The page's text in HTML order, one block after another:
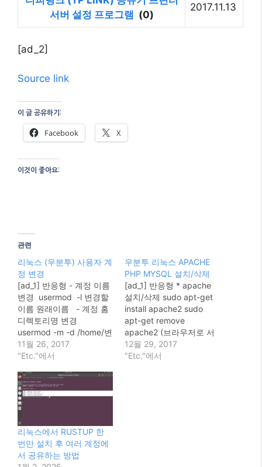
서버 설정 프로그램 (0)
2017.11.13
[ad_2]
Source link
이 글 공유하기:
Facebook X
이것이 좋아요:
관련
리눅스 (우분투) 사용자 계
정 변경
[ad_1] 반응형 - 계정 이름
변경 usermod -l 변경할
이름 원래이름 - 계정 홈
디렉토리명 변경
usermod -m -d /home/변
경할이름 원래이름 -
SUDO 권한 주기 sudo
응형 [ad_2] Source link
11월 26, 2017
"Etc."에서
우분투 리눅스 APACHE
PHP MYSQL 설치/삭제
[ad_1] 반응형 * apache
설치/삭제 sudo apt-get
install apache2 sudo
apt-get remove
apache2 (브라우저로 서
버 IP 또는 도메인으로 접
속하여 정상 설치 여부 확
12월 29, 2017
"Etc."에서
리눅스에서 RUSTUP 한
번만 설치 후 여러 계정에
서 공유하는 방법